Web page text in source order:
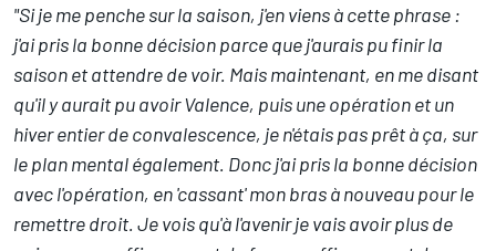
"Si je me penche sur la saison, j'en viens à cette phrase :
j'ai pris la bonne décision parce que j'aurais pu finir la
saison et attendre de voir. Mais maintenant, en me disant
qu'il y aurait pu avoir Valence, puis une opération et un
hiver entier de convalescence, je n'étais pas prêt à ça, sur
le plan mental également. Donc j'ai pris la bonne décision
avec l'opération, en 'cassant' mon bras à nouveau pour le
remettre droit. Je vois qu'à l'avenir je vais avoir plus de